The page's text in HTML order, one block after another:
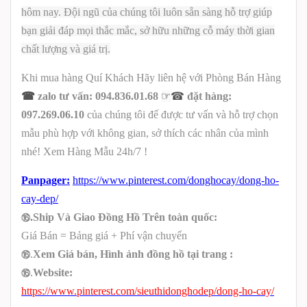
hôm nay. Đội ngũ của chúng tôi luôn sẵn sàng hỗ trợ giúp
bạn giải đáp mọi thắc mắc, sở hữu những cỗ máy thời gian
chất lượng và giá trị.
Khi mua hàng Quí Khách Hãy liên hệ với Phòng Bán Hàng
☎ zalo tư vấn: 094.836.01.68 ☞☎ đặt hàng:
097.269.06.10 của chúng tôi đế được tư vấn và hỗ trợ chọn
mẫu phù hợp với không gian, sở thích các nhân của mình
nhé! Xem Hàng Mẫu 24h/7 !
Panpager: https://www.pinterest.com/donghocay/dong-ho-
cay-dep/
⑯.Ship Và Giao Đồng Hồ Trên toàn quốc:
Giá Bán = Bảng giá + Phí vận chuyển
⑯.Xem Giá bán, Hình ảnh đồng hồ tại trang :
⑯.Website:
https://www.pinterest.com/sieuthidonghodep/dong-ho-cay/